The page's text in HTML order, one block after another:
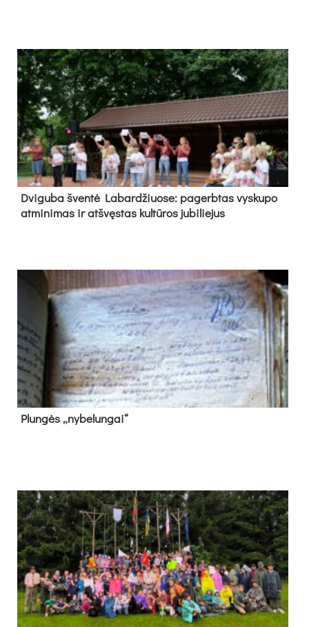
Dvi­gu­ba šven­tė La­bar­džiuo­se: pa­gerb­tas vys­ku­po
at­mi­ni­mas ir at­švęs­tas kul­tū­ros ju­bi­lie­jus
Plun­gės „ny­be­lun­gai“